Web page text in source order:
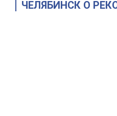
ЧЕЛЯБИНСК О